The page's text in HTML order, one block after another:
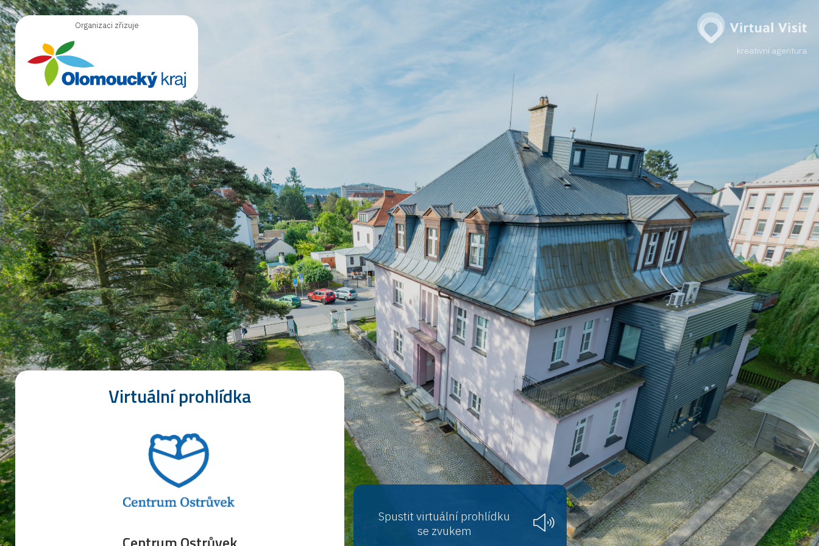
Virtuální prohlídka
kreativní agentura
Spustit virtuální prohlídku
se zvukem
Organizaci zřizuje